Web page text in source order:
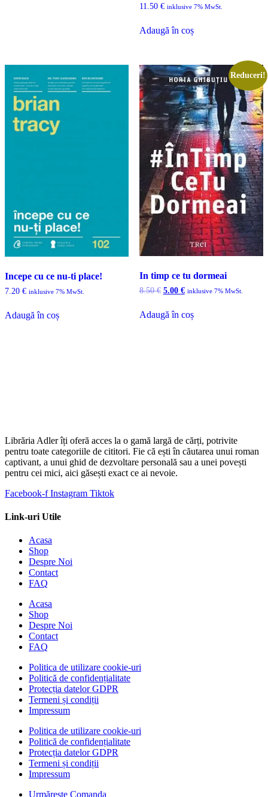
11.50 € inklusive 7% MwSt.
Adaugă în coș
Incepe cu ce nu-ti place!
7.20 € inklusive 7% MwSt.
Adaugă în coș
Reduceri!
In timp ce tu dormeai
8.50€ Prețul
fost:
5.00 €Prețul
5.00 €.
inklusive 7% MwSt.
Adaugă în coș
Librăria Adler îți oferă acces la o gamă largă de cărți, potrivite
pentru toate categoriile de cititori. Fie că ești în căutarea unui roman
captivant, a unui ghid de dezvoltare personală sau a unei povești
pentru cei mici, aici găsești exact ce ai nevoie.
Facebook-f Instagram Tiktok
Link-uri Utile
Acasa
Shop
Despre Noi
Contact
FAQ
Acasa
Shop
Despre Noi
Contact
FAQ
Politica de utilizare cookie-uri
Politică de confidențialitate
Protecția datelor GDPR
Termeni și condiții
Impressum
Politica de utilizare cookie-uri
Politică de confidențialitate
Protecția datelor GDPR
Termeni și condiții
Impressum
Urmărește Comanda